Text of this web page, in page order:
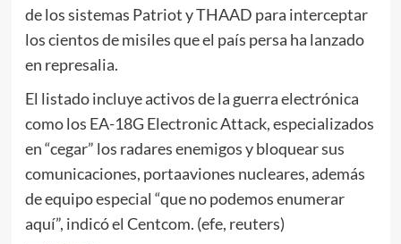
de los sistemas Patriot y THAAD para interceptar
los cientos de misiles que el país persa ha lanzado
en represalia.
El listado incluye activos de la guerra electrónica
como los EA-18G Electronic Attack, especializados
en “cegar” los radares enemigos y bloquear sus
comunicaciones, portaaviones nucleares, además
de equipo especial “que no podemos enumerar
aquí”, indicó el Centcom. (efe, reuters)